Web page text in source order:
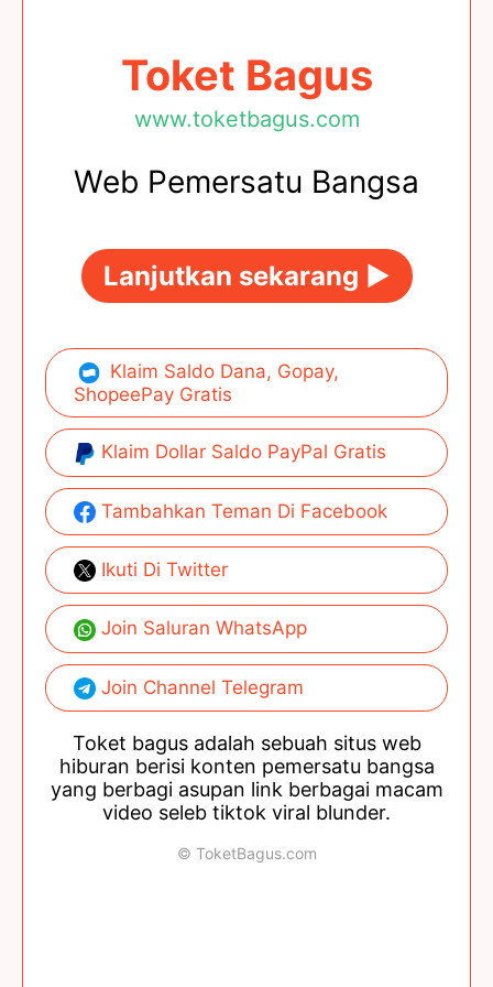
Toket Bagus
www.toketbagus.com
Web Pemersatu Bangsa
Lanjutkan sekarang ►
Klaim Saldo Dana, Gopay,
ShopeePay Gratis
Klaim Dollar Saldo PayPal Gratis
Tambahkan Teman Di Facebook
Ikuti Di Twitter
Join Saluran WhatsApp
Join Channel Telegram
Toket bagus adalah sebuah situs web
hiburan berisi konten pemersatu bangsa
yang berbagi asupan link berbagai macam
video seleb tiktok viral blunder.
© ToketBagus.com